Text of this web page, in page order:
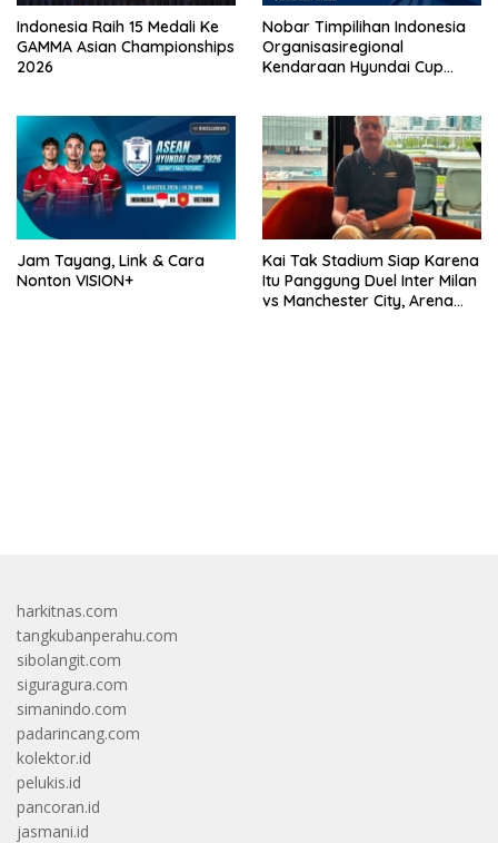
Indonesia Raih 15 Medali Ke
GAMMA Asian Championships
2026
Nobar Timpilihan Indonesia
Organisasiregional
Kendaraan Hyundai Cup
Jam Tayang, Link & Cara
Nonton VISION+
Kai Tak Stadium Siap Karena
Itu Panggung Duel Inter Milan
vs Manchester City, Arena
harkitnas.com
tangkubanperahu.com
sibolangit.com
siguragura.com
simanindo.com
padarincang.com
kolektor.id
pelukis.id
pancoran.id
jasmani.id